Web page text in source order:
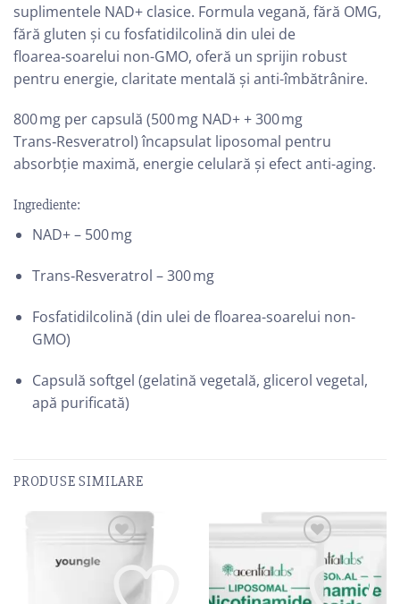
suplimentele NAD+ clasice. Formula vegană, fără OMG,
fără gluten și cu fosfatidilcolină din ulei de
floarea‑soarelui non-GMO, oferă un sprijin robust
pentru energie, claritate mentală și anti-îmbătrânire.
800 mg per capsulă (500 mg NAD+ + 300 mg
Trans‑Resveratrol) încapsulat liposomal pentru
absorbție maximă, energie celulară și efect anti-aging.
Ingrediente:
NAD+ – 500 mg
Trans‑Resveratrol – 300 mg
Fosfatidilcolină (din ulei de floarea-soarelui non-
GMO)
Capsulă softgel (gelatină vegetală, glicerol vegetal,
apă purificată)
PRODUSE SIMILARE